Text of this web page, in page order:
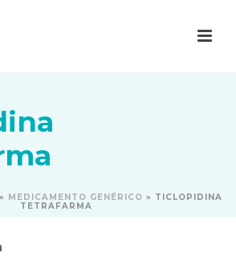
» MEDICAMENTO GENÉRICO » TICLOPIDINA
TETRAFARMA